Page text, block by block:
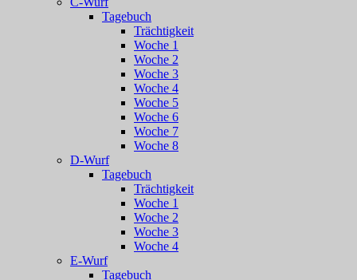
Tagebuch
Trächtigkeit
Woche 1
Woche 2
Woche 3
Woche 4
Woche 5
Woche 6
Woche 7
Woche 8
D-Wurf
Tagebuch
Trächtigkeit
Woche 1
Woche 2
Woche 3
Woche 4
E-Wurf
Tagebuch